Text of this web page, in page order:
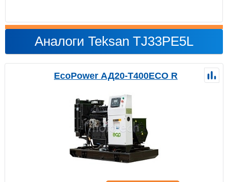
Аналоги Teksan TJ33PE5L
EcoPower АД20-T400ECO R